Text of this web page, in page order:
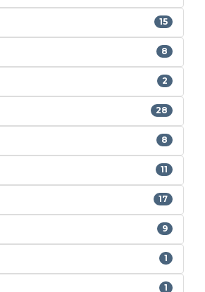
15
8
2
28
8
11
17
9
1
1